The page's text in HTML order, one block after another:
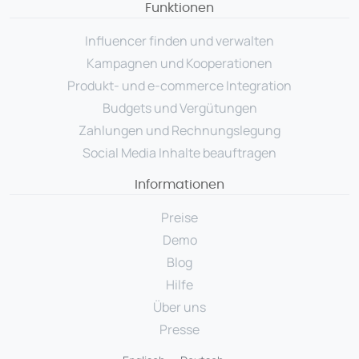
Funktionen
Influencer finden und verwalten
Kampagnen und Kooperationen
Produkt- und e-commerce Integration
Budgets und Vergütungen
Zahlungen und Rechnungslegung
Social Media Inhalte beauftragen
Informationen
Preise
Demo
Blog
Hilfe
Über uns
Presse